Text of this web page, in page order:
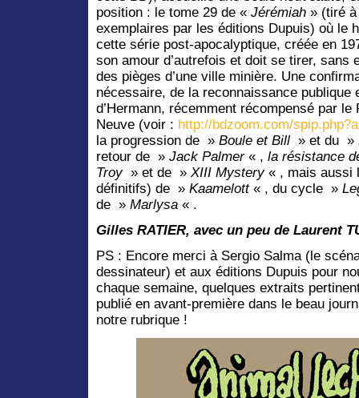
position : le tome 29 de « Jérémiah » (tiré
exemplaires par les éditions Dupuis) où le
cette série post-apocalyptique, créée en
son amour d’autrefois et doit se tirer, sans
des pièges d’une ville minière. Une
nécessaire, de la reconnaissance publique
d’Hermann, récemment récompensé par
Neuve (voir : http://bdzoom.com/
la progression de » Boule et Bill » et du »
retour de » Jack Palmer« , la résistance
Troy» et de » XIII Mystery« , mais aussi
définitifs) de » Kaamelott« , du cycle »
de » Marlysa « .
Gilles RATIER, avec un peu de Laurent
PS : Encore merci à Sergio Salma (le
dessinateur) et aux éditions Dupuis pour
chaque semaine, quelques extraits
publié en avant-première dans le beau
notre rubrique !